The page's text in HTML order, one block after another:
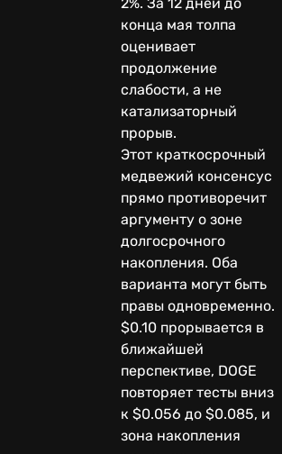
конца мая толпа
оценивает
продолжение
слабости, а не
катализаторный
прорыв.
Этот краткосрочный
медвежий консенсус
прямо противоречит
аргументу о зоне
долгосрочного
накопления. Оба
варианта могут быть
правы одновременно.
$0.10 прорывается в
ближайшей
перспективе, DOGE
повторяет тесты вниз
к $0.056 до $0.085, и
зона накопления